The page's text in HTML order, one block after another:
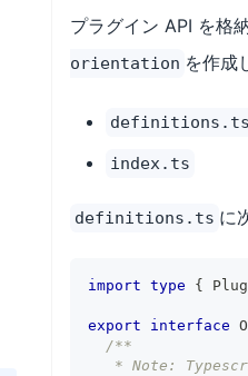
プラグイン API を格
orientation を作成
definitions.ts
index.ts
definitions.ts に
import type {
export interface
/**
* Note: